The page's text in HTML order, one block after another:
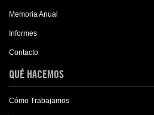
Memoria Anual
Informes
Contacto
QUÉ HACEMOS
Cómo Trabajamos